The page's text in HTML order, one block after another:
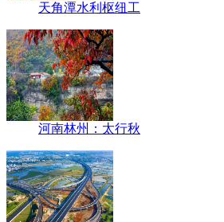
天角潭水利枢纽工
河南林州：太行秋